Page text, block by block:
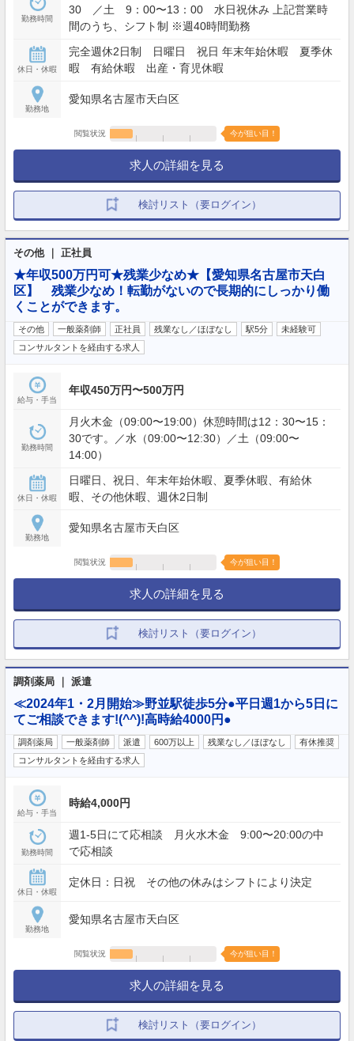
勤務時間
30 ／土 9：00〜13：00 水日祝休み 上記営業時
間のうち、シフト制 ※週40時間勤務
休日・休暇
完全週休2日制 日曜日 祝日 年末年始休暇 夏季休
暇 有給休暇 出産・育児休暇
勤務地
愛知県名古屋市天白区
閲覧状況 今が狙い目！
求人の詳細を見る
検討リスト（要ログイン）
その他 ｜ 正社員
★年収500万円可★残業少なめ★【愛知県名古屋市天白
区】 残業少なめ！転勤がないので長期的にしっかり働
くことができます。
その他 一般薬剤師 正社員 残業なし／ほぼなし 駅5分
未経験可
コンサルタントを経由する求人
給与・手当
年収450万円〜500万円
勤務時間
月火木金（09:00〜19:00）休憩時間は12：30〜15：
30です。／水（09:00〜12:30）／土（09:00〜
14:00）
休日・休暇
日曜日、祝日、年末年始休暇、夏季休暇、有給休
暇、その他休暇、週休2日制
勤務地
愛知県名古屋市天白区
閲覧状況 今が狙い目！
求人の詳細を見る
検討リスト（要ログイン）
調剤薬局 ｜ 派遣
≪2024年1・2月開始≫野並駅徒歩5分●平日週1から5日に
てご相談できます!(^^)!高時給4000円●
調剤薬局 一般薬剤師 派遣 600万以上 残業なし／ほぼなし
有休推奨
コンサルタントを経由する求人
給与・手当
時給4,000円
勤務時間
週1-5日にて応相談 月火水木金 9:00〜20:00の中
で応相談
休日・休暇
定休日：日祝 その他の休みはシフトにより決定
勤務地
愛知県名古屋市天白区
閲覧状況 今が狙い目！
求人の詳細を見る
検討リスト（要ログイン）